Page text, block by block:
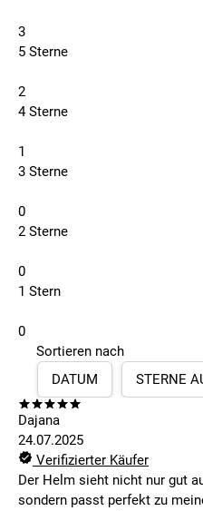
3
5 Sterne
2
4 Sterne
1
3 Sterne
0
2 Sterne
0
1 Stern
0
Sortieren nach
DATUM
STERNE
Dajana
24.07.2025
Verifizierter Käufer
Der Helm sieht nicht nur gut
sondern passt perfekt zu